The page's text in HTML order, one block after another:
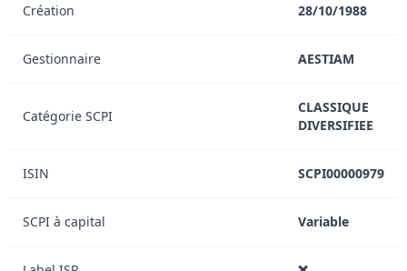
Création 28/10/1988
Gestionnaire AESTIAM
Catégorie SCPI
CLASSIQUE
DIVERSIFIEE
ISIN SCPI00000979
SCPI à capital Variable